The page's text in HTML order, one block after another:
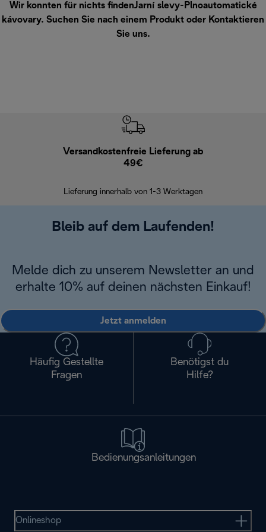
Wir konnten für nichts findenJarní slevy-Plnoautomatické
kávovary. Suchen Sie nach einem Produkt oder Kontaktieren
Sie uns.
Versandkostenfreie Lieferung ab
49€
Lieferung innerhalb von 1-3 Werktagen
Bleib auf dem Laufenden!
Melde dich zu unserem Newsletter an und
erhalte 10% auf deinen nächsten Einkauf!
Jetzt anmelden
Häufig Gestellte
Fragen
Benötigst du
Hilfe?
Bedienungsanleitungen
Onlineshop